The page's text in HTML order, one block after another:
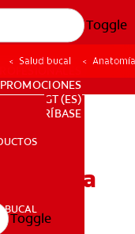
Toggle
SALUD BUCAL
PROMOCIONES
GT (ES)
SUSCRÍBASE
BUCAL
Toggle
Salud bucal